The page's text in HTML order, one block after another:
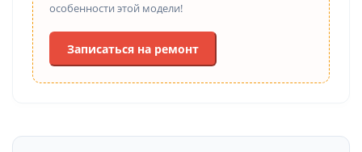
особенности этой модели!
Записаться на ремонт